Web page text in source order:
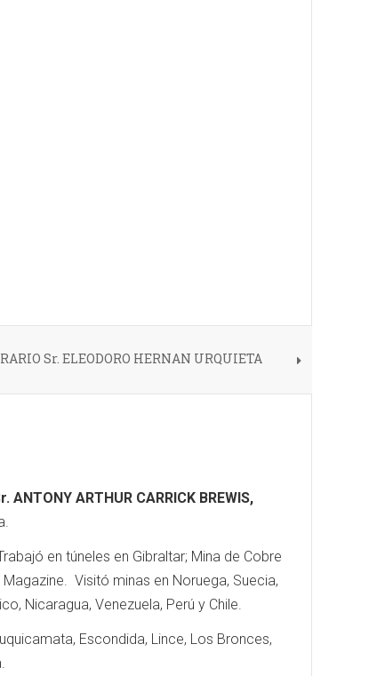
Sr. ELEODORO HERNAN URQUIETA
ANTONY ARTHUR CARRICK BREWIS,
en túneles en Gibraltar; Mina de Cobre
Visitó minas en Noruega, Suecia,
Nicaragua, Venezuela, Perú y Chile.
Escondida, Lince, Los Bronces,